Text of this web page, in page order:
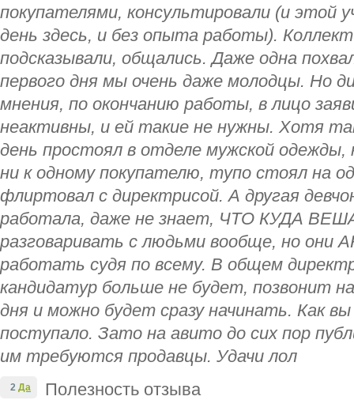
покупателями, консультировали (и этой
день здесь, и без опыта работы).
подсказывали, общались. Даже одна
первого дня мы очень даже молодцы. Но
мнения, по окончанию работы, в лицо
неактивны, и ей такие не нужны. Хотя
день простоял в отделе мужской одежды,
ни к одному покупателю, тупо стоял на
флиртовал с директрисой. А другая
работала, даже не знает, ЧТО КУДА
разговаривать с людьми вообще, но
работать судя по всему. В общем
кандидатур больше не будет, позвонит
дня и можно будет сразу начинать. Как вы
поступало. Зато на авито до сих пор
им требуются продавцы. Удачи лол
Полезность отзыва
2 Да